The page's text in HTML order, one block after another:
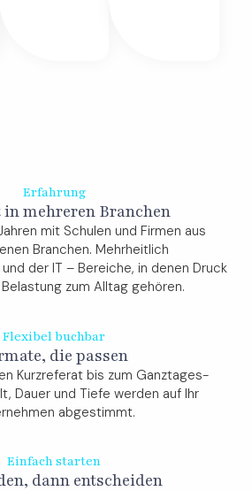
Erfahrung
mehreren Branchen
mit Schulen und Firmen aus
Branchen. Mehrheitlich
der IT – Bereiche, in denen Druck
zum Alltag gehören.
Flexibel buchbar
die passen
Kurzreferat bis zum Ganztages-
Dauer und Tiefe werden auf Ihr
abgestimmt.
Einfach starten
dann entscheiden